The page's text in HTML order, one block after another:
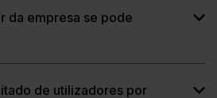
da empresa se pode
de utilizadores por